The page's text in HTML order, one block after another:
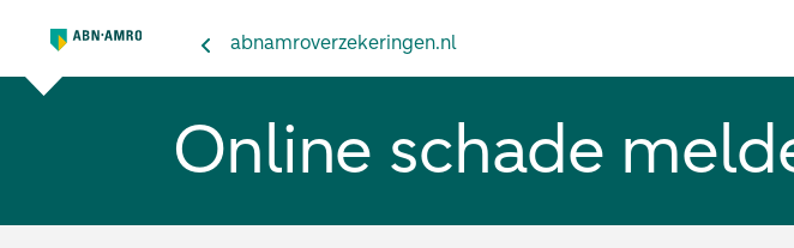
abnamroverzekeringen.nl
Online schade